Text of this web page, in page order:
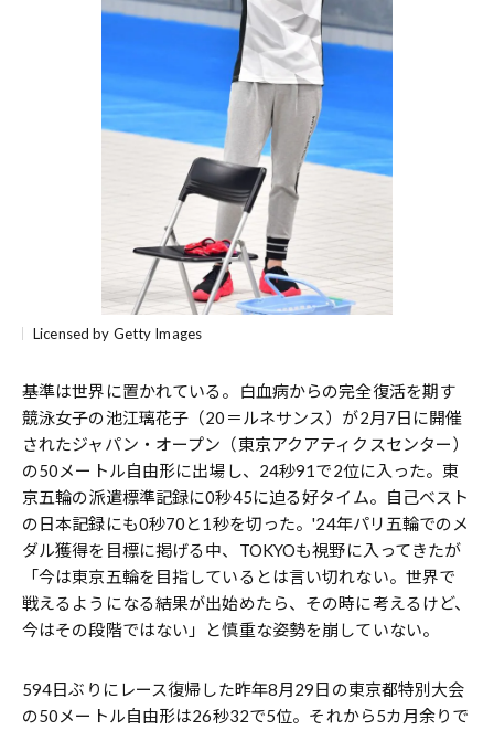
Licensed by Getty Images
基準は世界に置かれている。白血病からの完全復活を期す
競泳女子の池江璃花子（20＝ルネサンス）が2月7日に開催
されたジャパン・オープン（東京アクアティクスセンター）
の50メートル自由形に出場し、24秒91で2位に入った。東
京五輪の派遣標準記録に0秒45に迫る好タイム。自己ベスト
の日本記録にも0秒70と1秒を切った。'24年パリ五輪でのメ
ダル獲得を目標に掲げる中、TOKYOも視野に入ってきたが
「今は東京五輪を目指しているとは言い切れない。世界で
戦えるようになる結果が出始めたら、その時に考えるけど、
今はその段階ではない」と慎重な姿勢を崩していない。
594日ぶりにレース復帰した昨年8月29日の東京都特別大会
の50メートル自由形は26秒32で5位。それから5カ月余りで